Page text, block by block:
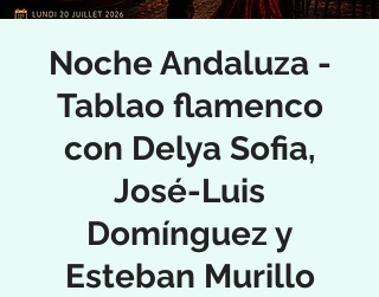
Noche Andaluza -
Tablao flamenco
con Delya Sofia,
José-Luis
Domínguez y
Esteban Murillo